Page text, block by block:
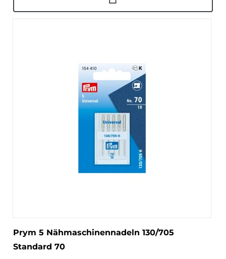
Prym 5 Nähmaschinennadeln 130/705
Standard 70